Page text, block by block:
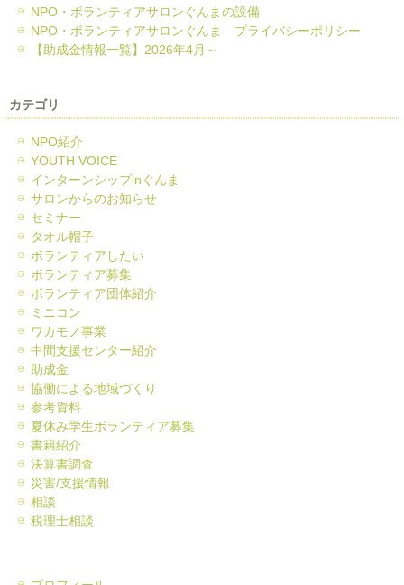
NPO・ボランティアサロンぐんまの設備
NPO・ボランティアサロンぐんま プライバシーポリシー
【助成金情報一覧】2026年4月～
カテゴリ
NPO紹介
YOUTH VOICE
インターンシップinぐんま
サロンからのお知らせ
セミナー
タオル帽子
ボランティアしたい
ボランティア募集
ボランティア団体紹介
ミニコン
ワカモノ事業
中間支援センター紹介
助成金
協働による地域づくり
参考資料
夏休み学生ボランティア募集
書籍紹介
決算書調査
災害/支援情報
相談
税理士相談